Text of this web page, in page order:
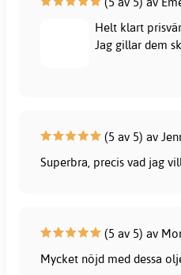
Helt klart
Jag gillar dem
(5 av 5) av
Superbra, precis vad jag
(5 av 5) av
Mycket nöjd med dessa